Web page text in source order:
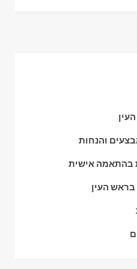
והנחות
בהתאמה אישית
העין